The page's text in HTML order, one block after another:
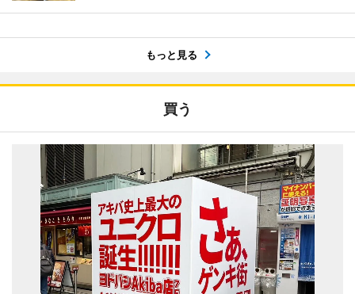
もっと見る
買う